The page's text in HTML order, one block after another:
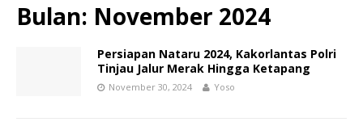
Bulan: November 2024
Persiapan Nataru 2024, Kakorlantas Polri
Tinjau Jalur Merak Hingga Ketapang
November 30, 2024 Yoso